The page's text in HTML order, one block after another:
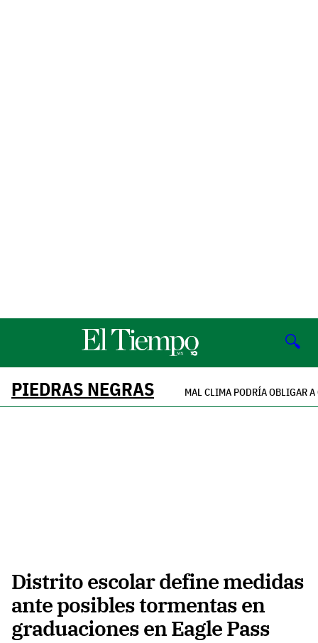
🔍
PIEDRAS NEGRAS MAL CLIMA PODRÍA OBLIGAR
Distrito escolar define medidas
ante posibles tormentas en
graduaciones en Eagle Pass